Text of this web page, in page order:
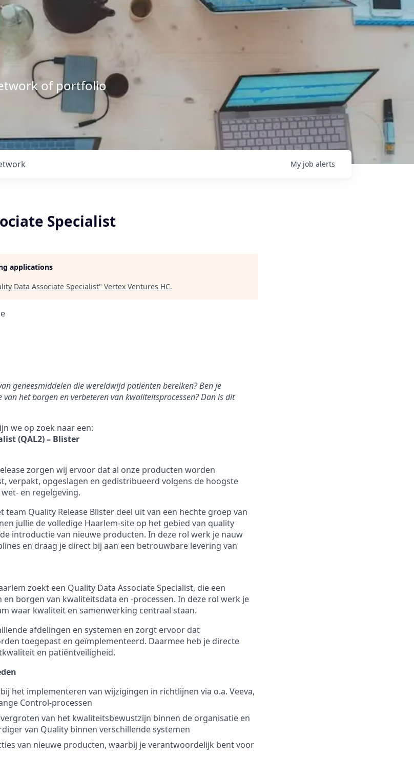
of portfolio
My job alerts
Specialist
applications
Data Associate Specialist" Vertex Ventures HC.
geneesmiddelen die wereldwijd patiënten bereiken? Ben je
het borgen en verbeteren van kwaliteitsprocessen? Dan is dit
we op zoek naar een:
(QAL2) – Blister
zorgen wij ervoor dat al onze producten worden
verpakt, opgeslagen en gedistribueerd volgens de hoogste
en regelgeving.
team Quality Release Blister deel uit van een hechte groep van
jullie de volledige Haarlem-site op het gebied van quality
introductie van nieuwe producten. In deze rol werk je nauw
en draag je direct bij aan een betrouwbare levering van
zoekt een Quality Data Associate Specialist, die een
borgen van kwaliteitsdata en -processen. In deze rol werk je
waar kwaliteit en samenwerking centraal staan.
afdelingen en systemen en zorgt ervoor dat
toegepast en geïmplementeerd. Daarmee heb je directe
en patiëntveiligheid.
het implementeren van wijzigingen in richtlijnen via o.a. Veeva,
Control-processen
van het kwaliteitsbewustzijn binnen de organisatie en
van Quality binnen verschillende systemen
van nieuwe producten, waarbij je verantwoordelijk bent voor